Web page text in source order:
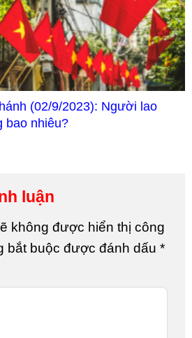
(02/9/2023): Người lao
bao nhiêu?
luận
không được hiển thị công
bắt buộc được đánh dấu *